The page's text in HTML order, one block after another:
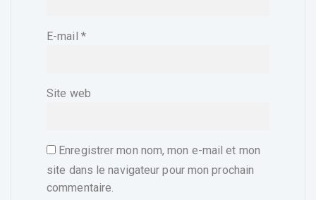
E-mail *
Site web
Enregistrer mon nom, mon e-mail et mon
site dans le navigateur pour mon prochain
commentaire.